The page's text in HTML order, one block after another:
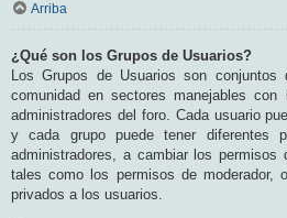
Arriba
¿Qué son los Grupos de Usuarios?
Los Grupos de Usuarios son
comunidad en sectores manejables
administradores del foro. Cada usuario
y cada grupo puede tener diferentes
administradores, a cambiar los permisos
tales como los permisos de moderador,
privados a los usuarios.